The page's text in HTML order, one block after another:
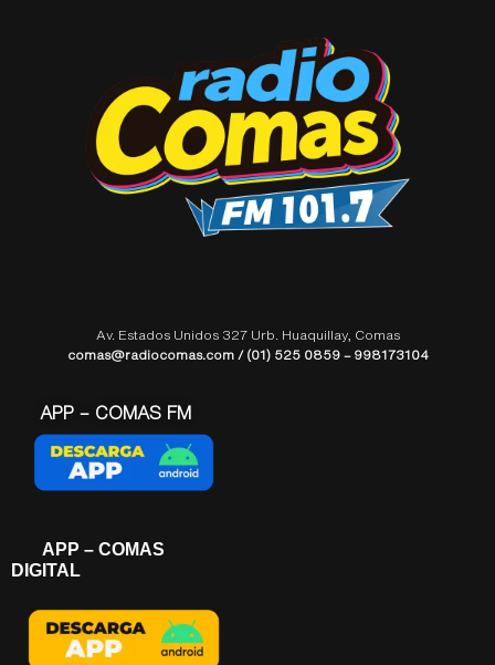
Av. Estados Unidos 327 Urb. Huaquillay, Comas
comas@radiocomas.com / (01) 525 0859 – 998173104
APP – COMAS FM
APP – COMAS
DIGITAL